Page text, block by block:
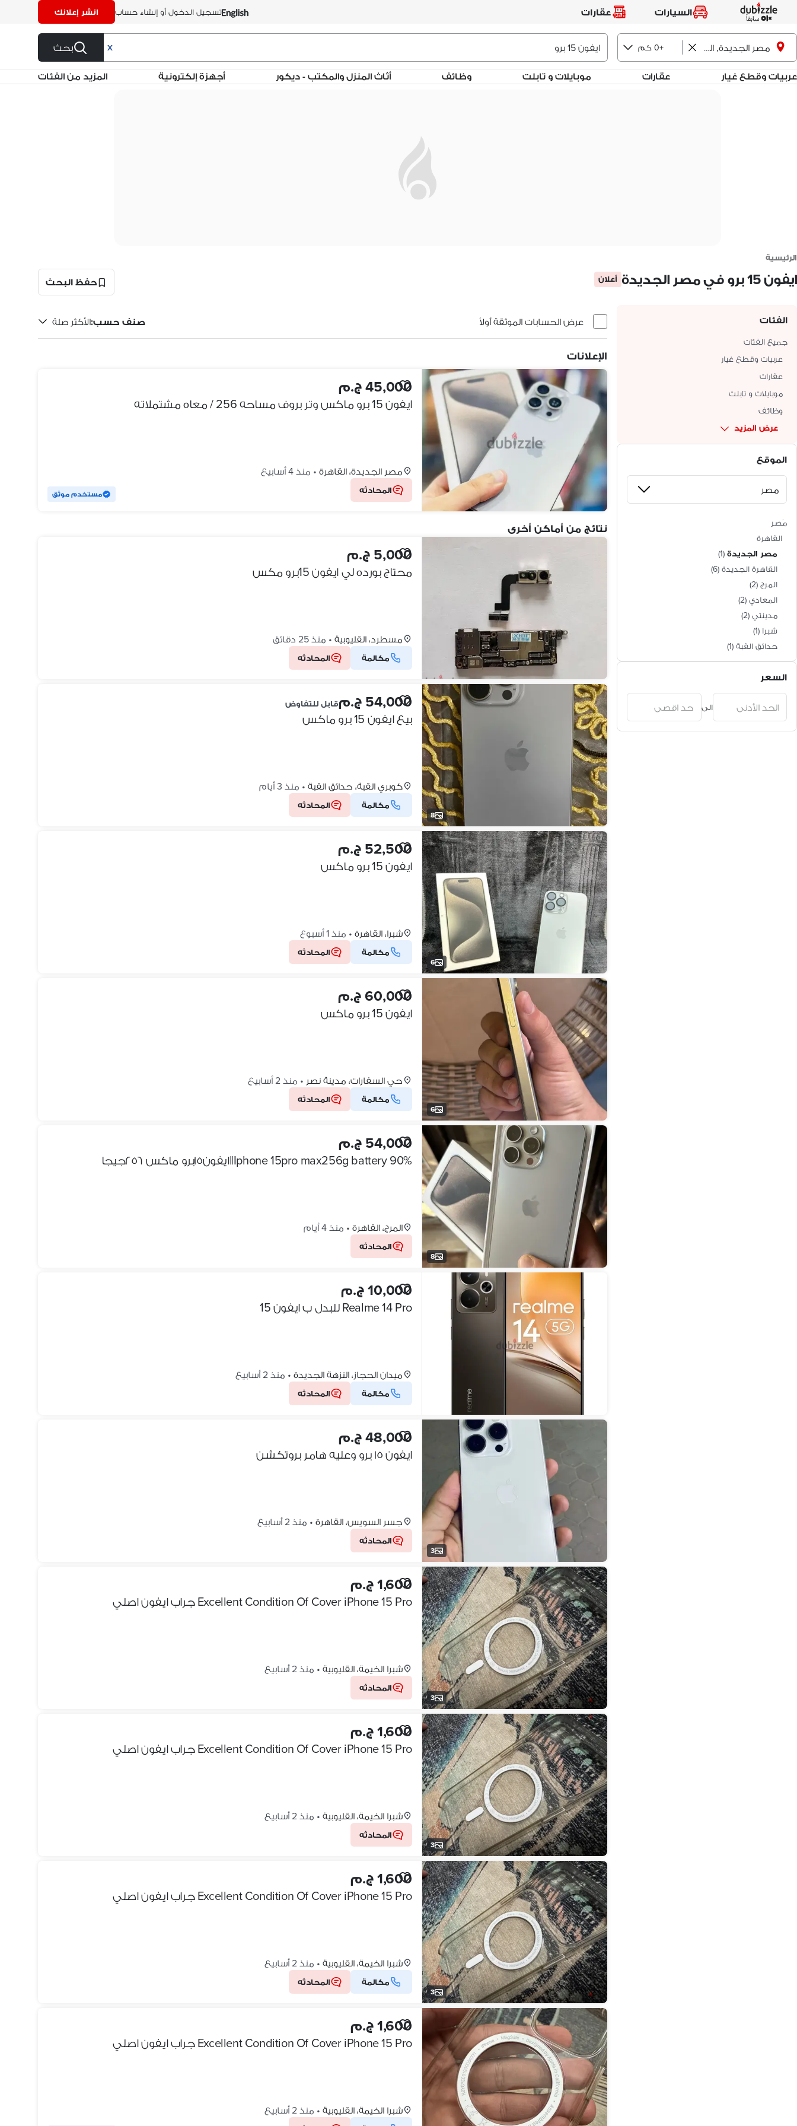
السيارات عقارات تسجيل الدخول أو إنشاء حساب انشر إعلانك
مصر الجديدة, القاهرة +0 كم X بحث
عربيات وقطع غيار عقارات موبايلات و تابلت وظائف أثاث المنزل والمكتب - ديكور أجهزة إلكترونية المزيد من الفئات
الرئيسية
ايفون 15 برو في مصر الجديدة أعلان حفظ البحث
الفئات
جميع الفئات
عربيات وقطع غيار
عقارات
موبايلات و تابلت
وظائف
عرض المزيد
الموقع
مَصر
القاهرة
مصر الجديدة (
1
)
القاهرة الجديدة (
6
)
المرج (
2
)
المعادي (
2
)
مدينتي (
2
)
شبرا (
1
)
حدائق القبة (
1
)
المقطم (
1
)
الزمالك
مدينة نصر (
1
)
النزهة الجديدة
مدينة 15 مايو
(
1
)
السعر
الى
عرض الحسابات الموثقة أولاً صنف حسب:الأكثر صلة
الإعلانات
45,000 ج.م
ايفون 15 برو ماكس وتر بروف مساحه 256 / معاه مشتملاته
مصر الجديدة، القاهرة • منذ 4 أسابيع
المحادثه مستخدم موثق
نتائج من أماكن أخرى
5,000 ج.م
محتاج بورده لي ايفون 15برو مكس
مسطرد، القليوبية • منذ 25 دقائق
مكالمة المحادثه
8
54,000 ج.م قابل للتفاوض
بيع ايفون 15 برو ماكس
كوبري القبة، حدائق القبة • منذ 3 أيام
مكالمة المحادثه
6
52,500 ج.م
ايفون 15 برو ماكس
شبرا، القاهرة • منذ 1 أسبوع
مكالمة المحادثه
6
60,000 ج.م
ايفون 15 برو ماكس
حي السفارات، مدينة نصر • منذ 2 أسابيع
مكالمة المحادثه
8
54,000 ج.م
Iphone 15pro max256g battery 90%||ايفون١٥برو ماكس ٢٥٦جيجا
المرج، القاهرة • منذ 4 أيام
المحادثه
10,000 ج.م
Realme 14 Pro للبدل ب ايفون 15
ميدان الحجاز، النزهة الجديدة • منذ 2 أسابيع
مكالمة المحادثه
3
48,000 ج.م
ايفون ١٥ برو وعليه هامر بروتكشن
جسر السويس، القاهرة • منذ 2 أسابيع
المحادثه
3
1,600 ج.م
Excellent Condition Of Cover iPhone 15 Pro جراب ايفون اصلي
شبرا الخيمة، القليوبية • منذ 2 أسابيع
المحادثه
3
1,600 ج.م
Excellent Condition Of Cover iPhone 15 Pro جراب ايفون اصلي
شبرا الخيمة، القليوبية • منذ 2 أسابيع
المحادثه
3
1,600 ج.م
Excellent Condition Of Cover iPhone 15 Pro جراب ايفون اصلي
شبرا الخيمة، القليوبية • منذ 2 أسابيع
مكالمة المحادثه
1,600 ج.م
Excellent Condition Of Cover iPhone 15 Pro جراب ايفون اصلي
شبرا الخيمة، القليوبية • منذ 2 أسابيع